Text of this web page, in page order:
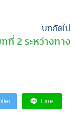
บทถัดไป
ที่ 2 ระหว่างทาง
Line